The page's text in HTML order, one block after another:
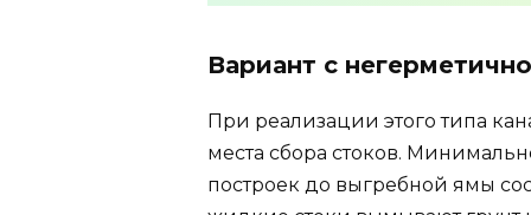
Вариант с
При реализации этого типа
места сбора стоков.
построек до выгребной ямы